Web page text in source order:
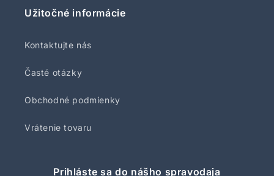
Užitočné informácie
Kontaktujte nás
Časté otázky
Obchodné podmienky
Vrátenie tovaru
Prihláste sa do nášho spravodaja